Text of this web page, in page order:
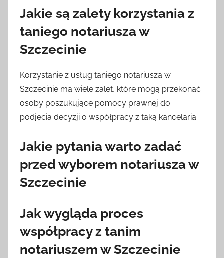
Jakie są zalety korzystania z
taniego notariusza w
Szczecinie
Korzystanie z usług taniego notariusza w
Szczecinie ma wiele zalet, które mogą przekonać
osoby poszukujące pomocy prawnej do
podjęcia decyzji o współpracy z taką kancelarią.
Jakie pytania warto zadać
przed wyborem notariusza w
Szczecinie
Jak wygląda proces
współpracy z tanim
notariuszem w Szczecinie